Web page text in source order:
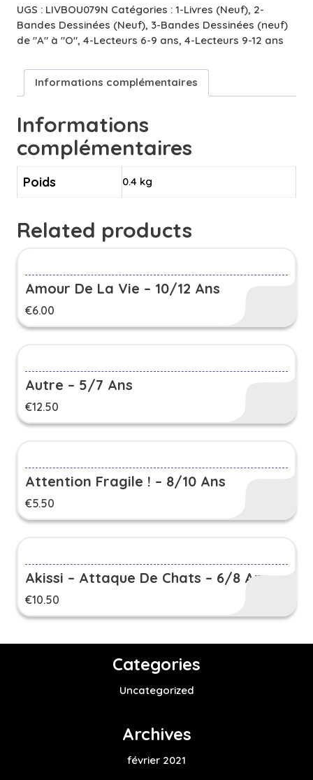
Maître
chien
-
UGS : LIVBOU079N Catégories : 1-Livres (Neuf), 2-
Bandes Dessinées (Neuf), 3-Bandes Dessinées (neuf)
de "A" à "O", 4-Lecteurs 6-9 ans, 4-Lecteurs 9-12 ans
Informations complémentaires
Informations
complémentaires
Poids 0.4 kg
Related products
Amour De La Vie – 10/12 Ans
€6.00
Autre – 5/7 Ans
€12.50
Attention Fragile ! – 8/10 Ans
€5.50
Akissi – Attaque De Chats – 6/8 Ans
€10.50
Categories
Uncategorized
Archives
février 2021